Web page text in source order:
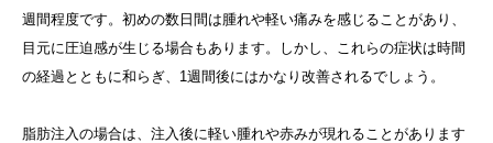
週間程度です。初めの数日間は腫れや軽い痛みを感じることがあり、
目元に圧迫感が生じる場合もあります。しかし、これらの症状は時間
の経過とともに和らぎ、1週間後にはかなり改善されるでしょう。
脂肪注入の場合は、注入後に軽い腫れや赤みが現れることがあります